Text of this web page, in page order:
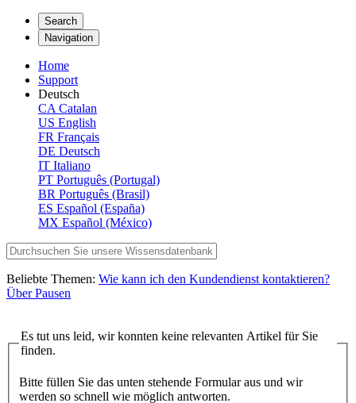
Search
Navigation
Home
Support
Deutsch
CA Catalan
US English
FR Français
DE Deutsch
IT Italiano
PT Português (Portugal)
BR Português (Brasil)
ES Español (España)
MX Español (México)
Beliebte Themen: Wie kann ich den Kundendienst kontaktieren?
Über Pausen
Es tut uns leid, wir konnten keine relevanten Artikel für Sie
finden.
Bitte füllen Sie das unten stehende Formular aus und wir
werden so schnell wie möglich antworten.